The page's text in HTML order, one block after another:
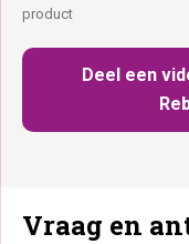
Deel een
product
Vraag en